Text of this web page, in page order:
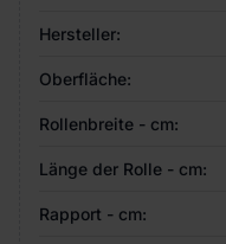
Hersteller:
Oberfläche:
Rollenbreite - cm:
Länge der Rolle - cm:
Rapport - cm: